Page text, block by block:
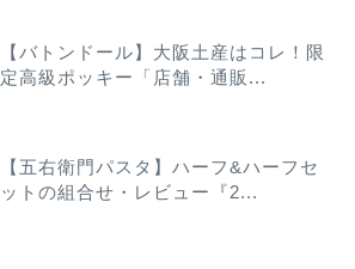
【バトンドール】大阪土産はコレ！限
定高級ポッキー「店舗・通販...
【五右衛門パスタ】ハーフ&ハーフセ
ットの組合せ・レビュー『2...